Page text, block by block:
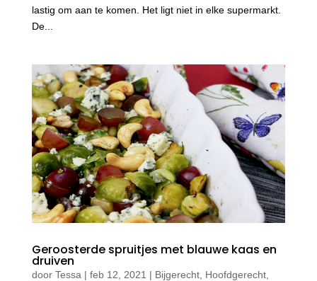
lastig om aan te komen. Het ligt niet in elke supermarkt.
De...
Geroosterde spruitjes met blauwe kaas en
druiven
door Tessa | feb 12, 2021 | Bijgerecht, Hoofdgerecht,